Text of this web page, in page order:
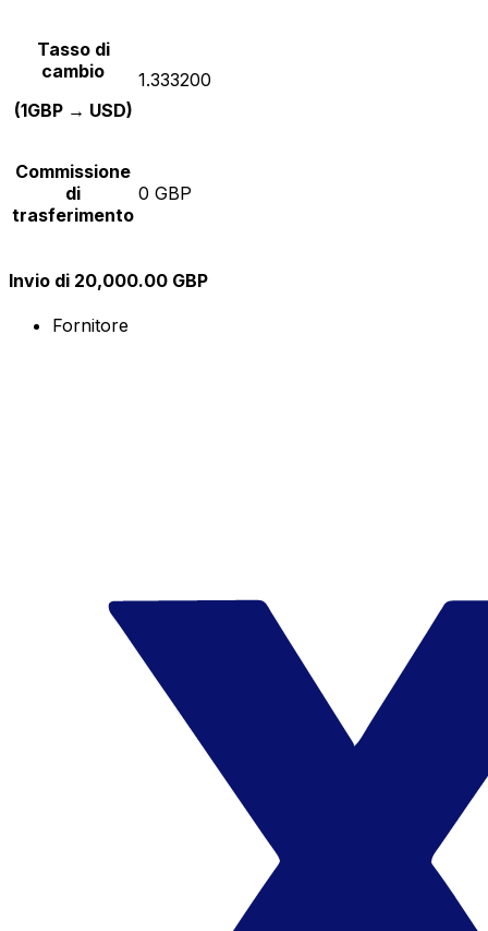
Tasso di
cambio
(1GBP → USD)
1.333200
Commissione
di
trasferimento
0 GBP
Invio di 20,000.00 GBP
Fornitore